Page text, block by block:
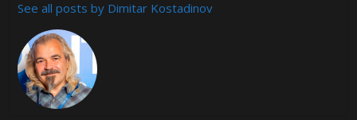
See all posts by Dimitar Kostadinov